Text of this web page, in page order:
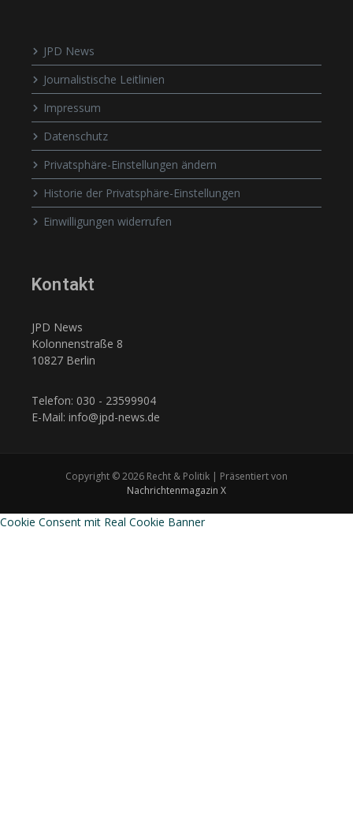
JPD News
Journalistische Leitlinien
Impressum
Datenschutz
Privatsphäre-Einstellungen ändern
Historie der Privatsphäre-Einstellungen
Einwilligungen widerrufen
Kontakt
JPD News
Kolonnenstraße 8
10827 Berlin
Telefon: 030 - 23599904
E-Mail: info@jpd-news.de
Copyright © 2026 Recht & Politik | Präsentiert von
Nachrichtenmagazin X
Cookie Consent mit Real Cookie Banner